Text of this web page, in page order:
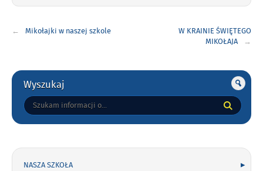
wpisu
Mikołajki w naszej szkole
W KRAINIE ŚWIĘTEGO
MIKOŁAJA
Gorne
Wyszukaj
Tutaj
wpisz
NASZA SZKOŁA